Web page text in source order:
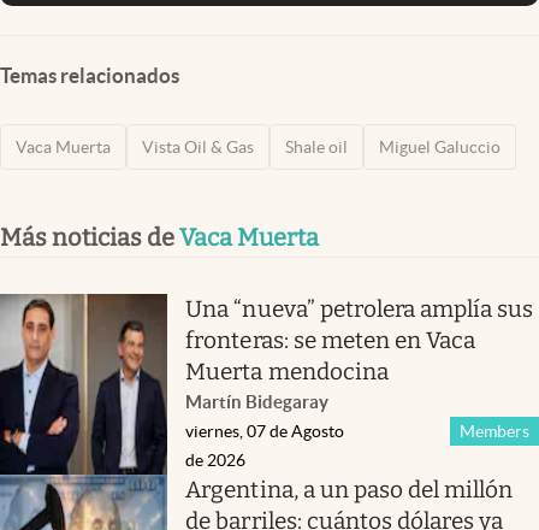
Temas relacionados
Vaca Muerta Vista Oil & Gas Shale oil Miguel Galuccio
Más noticias deVaca Muerta
Una “nueva” petrolera amplía sus
fronteras: se meten en Vaca
Muerta mendocina
Martín Bidegaray
Members
viernes, 07 de Agosto
de 2026
Argentina, a un paso del millón
de barriles: cuántos dólares ya